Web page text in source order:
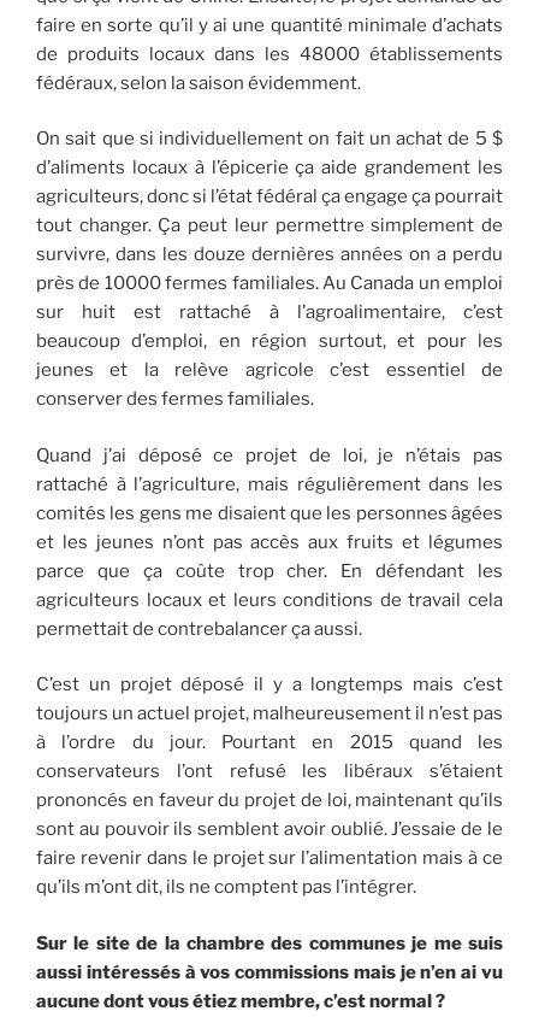
faire en sorte qu’il y ai une quantité minimale d’achats
de produits locaux dans les 48000 établissements
fédéraux, selon la saison évidemment.
On sait que si individuellement on fait un achat de 5 $
d’aliments locaux à l’épicerie ça aide grandement les
agriculteurs, donc si l’état fédéral ça engage ça pourrait
tout changer. Ça peut leur permettre simplement de
survivre, dans les douze dernières années on a perdu
près de 10000 fermes familiales. Au Canada un emploi
sur huit est rattaché à l’agroalimentaire, c’est
beaucoup d’emploi, en région surtout, et pour les
jeunes et la relève agricole c’est essentiel de
conserver des fermes familiales.
Quand j’ai déposé ce projet de loi, je n’étais pas
rattaché à l’agriculture, mais régulièrement dans les
comités les gens me disaient que les personnes âgées
et les jeunes n’ont pas accès aux fruits et légumes
parce que ça coûte trop cher. En défendant les
agriculteurs locaux et leurs conditions de travail cela
permettait de contrebalancer ça aussi.
C’est un projet déposé il y a longtemps mais c’est
toujours un actuel projet, malheureusement il n’est pas
à l’ordre du jour. Pourtant en 2015 quand les
conservateurs l’ont refusé les libéraux s’étaient
prononcés en faveur du projet de loi, maintenant qu’ils
sont au pouvoir ils semblent avoir oublié. J’essaie de le
faire revenir dans le projet sur l’alimentation mais à ce
qu’ils m’ont dit, ils ne comptent pas l’intégrer.
Sur le site de la chambre des communes je me suis
aussi intéressés à vos commissions mais je n’en ai vu
aucune dont vous étiez membre, c’est normal ?